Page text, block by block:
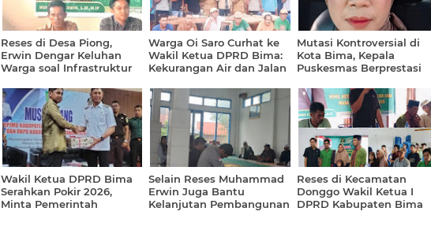
Reses di Desa Piong,
Erwin Dengar Keluhan
Warga soal Infrastruktur
Warga Oi Saro Curhat ke
Wakil Ketua DPRD Bima:
Kekurangan Air dan Jalan
Mutasi Kontroversial di
Kota Bima, Kepala
Puskesmas Berprestasi
Wakil Ketua DPRD Bima
Serahkan Pokir 2026,
Minta Pemerintah
Selain Reses Muhammad
Erwin Juga Bantu
Kelanjutan Pembangunan
Reses di Kecamatan
Donggo Wakil Ketua I
DPRD Kabupaten Bima